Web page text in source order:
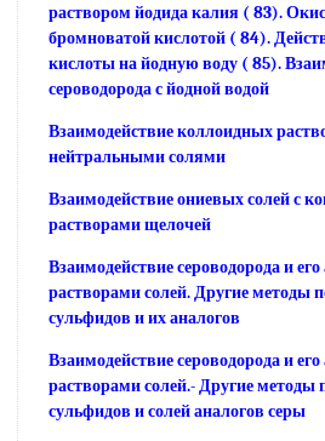
раствором йодида калия ( 83).
бромноватой кислотой ( 84).
кислоты на йодную воду ( 85).
сероводорода с йодной водой
Взаимодействие коллоидных
нейтральными солями
Взаимодействие ониевых солей с
растворами щелочей
Взаимодействие сероводорода и
растворами солей. Другие методы
сульфидов и их аналогов
Взаимодействие сероводорода и
растворами солей.- Другие методы
сульфидов и солей аналогов серы